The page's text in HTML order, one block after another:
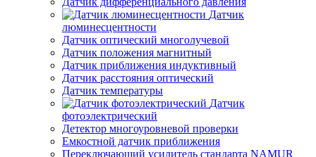
Датчик
люминесцентности
Датчик оптический многолучевой
Датчик положения магнитный
Датчик приближения индуктивный
Датчик расстояния оптический
Датчик температуры
Датчик
фотоэлектрический
Детектор многоуровневой проверки
Емкостной датчик приближения
Переключающий усилитель стандарта NAMUR